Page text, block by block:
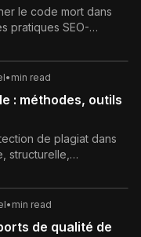
le code mort dans
pratiques SEO-
• min read
: méthodes, outils
de plagiat dans
structurelle,
• min read
de qualité de